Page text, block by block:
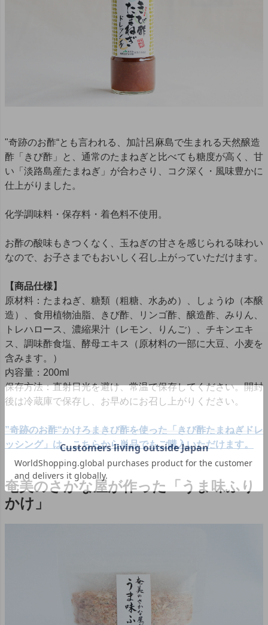
"奇跡のお酢“とも言われる、加計呂麻島で生まれる天然醸造
酢「きび酢」と、通常のたまねぎと比べても糖度が高く、甘
い「淡路島産たまねぎ」が合わさり、コク深く・風味豊かに
仕上がりました。
化学調味料・保存料・着色料不使用。
お酢の酸味もきつくなく、玉ねぎの甘さを感じられる味わい
なので、お子さまでもおいしく召し上がっていただけます。
【商品仕様】
原材料：たまねぎ、糖類（粗糖、水あめ）、しょうゆ（本醸
造）、食用植物油脂、きび酢、リンゴ酢、醸造酢、みりん、
トレハロース、濃縮果汁（レモン、りんご）、チキンエキ
ス、調味酢食塩、酵母エキス（原材料の一部に大豆、小麦を
含みます。）
内容量：200ml
保存方法：直射日光を避け、常温で保存してください。開封
後は冷蔵庫で保存し、お早めにお召し上がりください。
”奇跡のお酢“かけろまきび酢を使った「きび酢たまねぎドレ
ッシング」は、こちらから単品でもご購入いただけます。
奄美のさかな屋が作った「うま味ふり
かけ」